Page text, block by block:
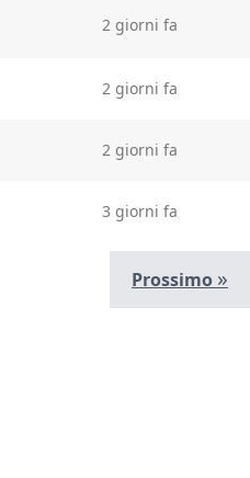
2 giorni fa
2 giorni fa
2 giorni fa
3 giorni fa
Prossimo »